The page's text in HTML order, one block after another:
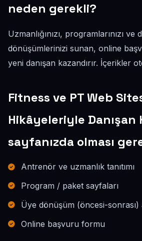
neden gerekli?
Uzmanlığınızı, programlarınızı ve
dönüşümlerinizi sunan, online
yeni danışan kazandırır. İçerikler
Fitness ve PT Web
Hikâyeleriyle Danışan
sayfanızda olması
Antrenör ve uzmanlık tanıtımı
Program / paket sayfaları
Üye dönüşüm (öncesi-sonrası)
Online başvuru formu